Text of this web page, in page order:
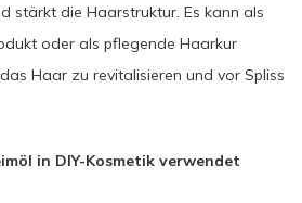
stärkt die Haarstruktur. Es kann als
oder als pflegende Haarkur
Haar zu revitalisieren und vor Spliss
in DIY-Kosmetik verwendet